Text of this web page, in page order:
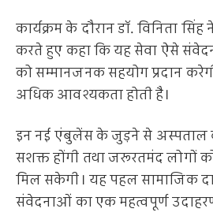
कार्यक्रम के दौरान डॉ. विनिता
करते हुए कहा कि यह सेवा ऐसे
को सम्मानजनक सहयोग प्रदान
अधिक आवश्यकता होती है।
इन नई एंबुलेंस के जुड़ने से
सशक्त होंगी तथा जरूरतमंद लोगों
मिल सकेगी। यह पहल सामाजिक
संवेदनाओं का एक महत्वपूर्ण उदाहरण